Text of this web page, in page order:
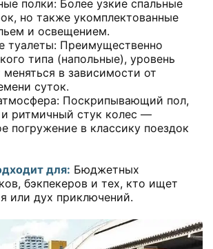
полки: Более узкие спальные
но также укомплектованные
и освещением.
туалеты: Преимущественно
типа (напольные), уровень
в зависимости от
суток.
Поскрипывающий пол,
ритмичный стук колес —
погружение в классику поездок
для: Бюджетных
бэкпекеров и тех, кто ищет
или дух приключений.